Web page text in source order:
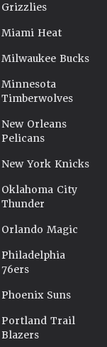
Grizzlies
Miami Heat
Milwaukee Bucks
Minnesota
Timberwolves
New Orleans
Pelicans
New York Knicks
Oklahoma City
Thunder
Orlando Magic
Philadelphia
76ers
Phoenix Suns
Portland Trail
Blazers